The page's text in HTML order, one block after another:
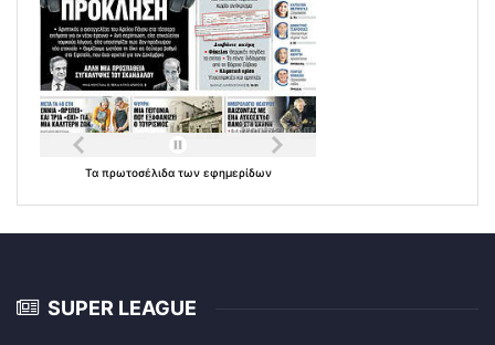
Τα πρωτοσέλιδα των εφημερίδων
SUPER LEAGUE